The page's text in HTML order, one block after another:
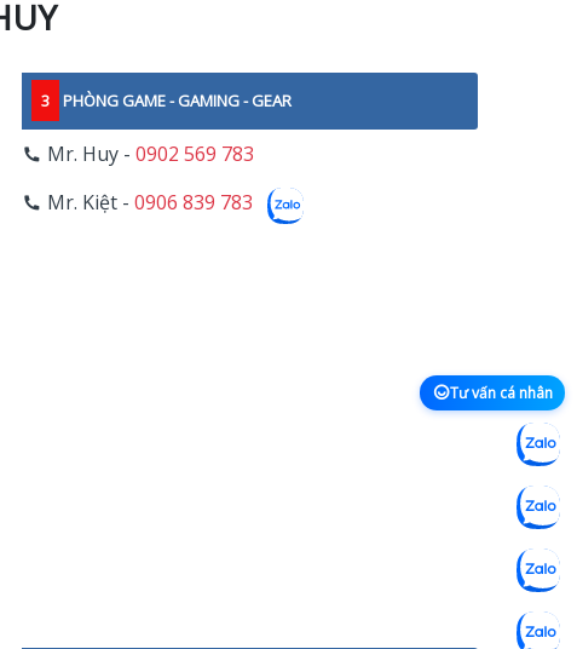
3 PHÒNG GAME - GAMING - GEAR
Mr. Huy - 0902 569 783
Mr. Kiệt - 0906 839 783
Tư vấn cá nhân